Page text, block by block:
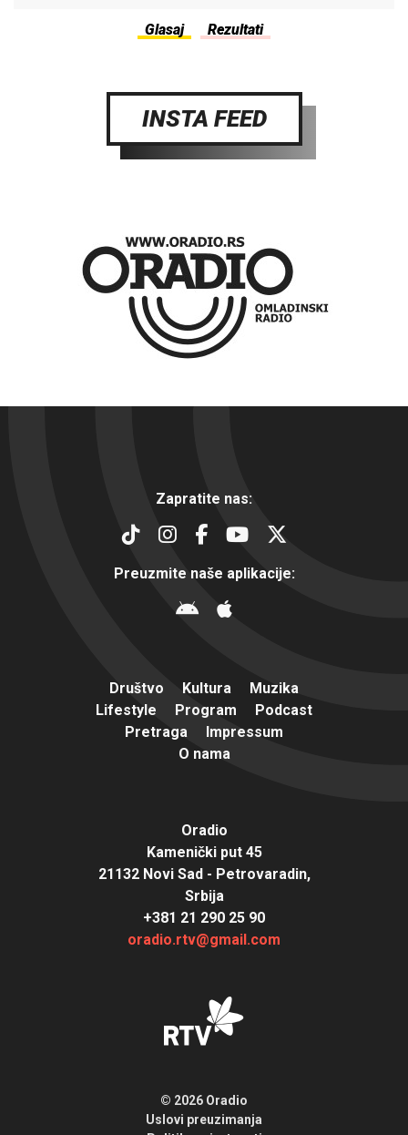
INSTA FEED
Zapratite nas:
Preuzmite naše aplikacije:
Društvo Kultura
Muzika
Lifestyle
Program
Podcast
Pretraga
Impressum
O nama
Oradio
Kamenički put 45
21132 Novi Sad - Petrovaradin,
Srbija
+381 21 290 25 90
oradio.rtv@gmail.com
© 2026 Oradio
Uslovi preuzimanja